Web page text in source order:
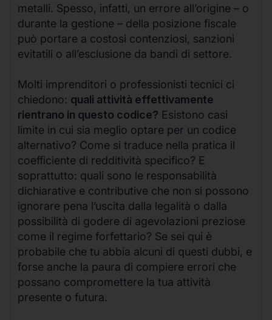
metalli. Spesso, infatti, un errore all’origine – o
durante la gestione – della posizione fiscale
può portare a costosi contenziosi, sanzioni
evitatili o all’esclusione da bandi di settore.
Molti imprenditori o professionisti tecnici ci
chiedono: quali attività effettivamente
rientrano in questo codice? Esistono casi
limite in cui sia meglio optare per un codice
alternativo? Come si traduce nella pratica il
coefficiente di redditività specifico? E
soprattutto: quali sono le responsabilità
dichiarative e contributive che non si possono
ignorare pena l’uscita dalla legalità o dalla
possibilità di godere di agevolazioni preziose
come il regime forfettario? Se sei qui è
probabile che tu abbia alcuni di questi dubbi, e
forse anche la paura di compiere errori che
possano compromettere la tua attività
presente o futura.